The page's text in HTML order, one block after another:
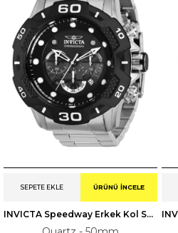
INVICTA Speedway Erkek Kol Saati 136686
SEPETE EKLE ÜRÜNÜ İNCELE